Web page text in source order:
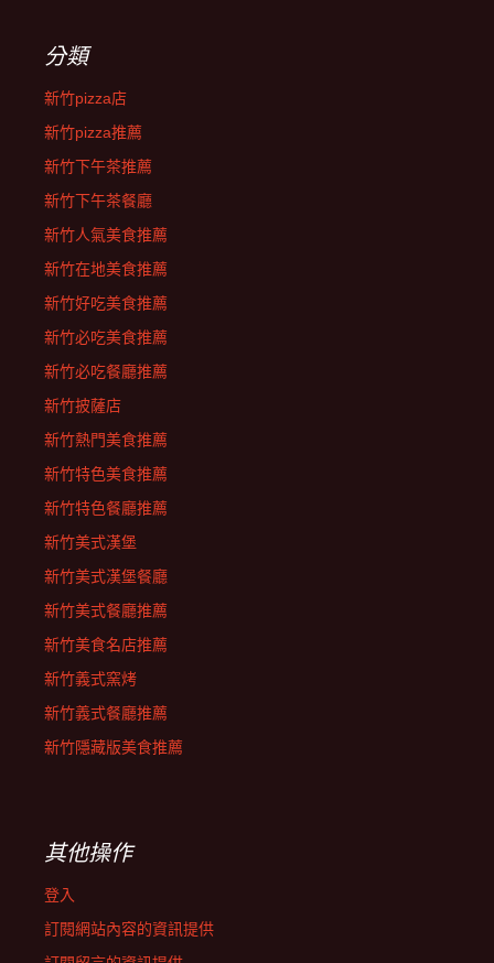
分類
新竹pizza店
新竹pizza推薦
新竹下午茶推薦
新竹下午茶餐廳
新竹人氣美食推薦
新竹在地美食推薦
新竹好吃美食推薦
新竹必吃美食推薦
新竹必吃餐廳推薦
新竹披薩店
新竹熱門美食推薦
新竹特色美食推薦
新竹特色餐廳推薦
新竹美式漢堡
新竹美式漢堡餐廳
新竹美式餐廳推薦
新竹美食名店推薦
新竹義式窯烤
新竹義式餐廳推薦
新竹隱藏版美食推薦
其他操作
登入
訂閱網站內容的資訊提供